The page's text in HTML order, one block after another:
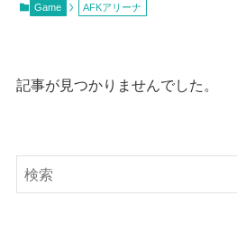
Game AFKアリーナ
記事が見つかりませんでした。